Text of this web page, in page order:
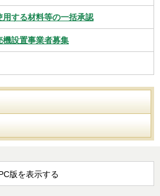
する材料等の一括承認
機設置事業者募集
版を表示する